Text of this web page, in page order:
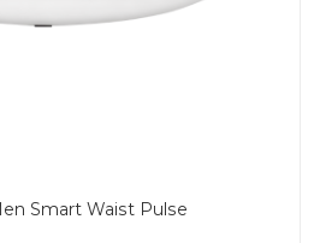
Smart Waist Pulse